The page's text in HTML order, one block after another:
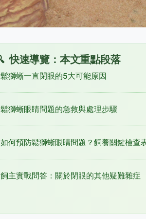
快速導覽：本文重點段落
鬆獅蜥一直閉眼的5大可能原因
鬆獅蜥眼睛問題的急救與處理步驟
如何預防鬆獅蜥眼睛問題？飼養關鍵檢查
飼主實戰問答：關於閉眼的其他疑難雜症